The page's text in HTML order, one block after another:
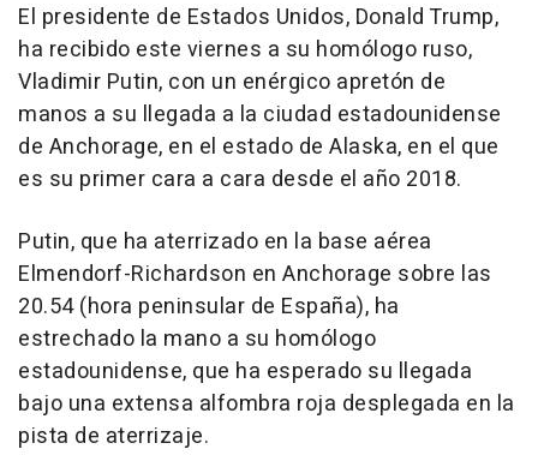
El presidente de Estados Unidos, Donald Trump,
ha recibido este viernes a su homólogo ruso,
Vladimir Putin, con un enérgico apretón de
manos a su llegada a la ciudad estadounidense
de Anchorage, en el estado de Alaska, en el que
es su primer cara a cara desde el año 2018.
Putin, que ha aterrizado en la base aérea
Elmendorf-Richardson en Anchorage sobre las
20.54 (hora peninsular de España), ha
estrechado la mano a su homólogo
estadounidense, que ha esperado su llegada
bajo una extensa alfombra roja desplegada en la
pista de aterrizaje.